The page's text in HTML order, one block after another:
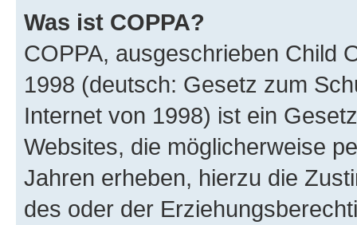
Was ist COPPA?
COPPA, ausgeschrieben Child
1998 (deutsch: Gesetz zum
Internet von 1998) ist ein
Websites, die möglicherweise
Jahren erheben, hierzu die
des oder der